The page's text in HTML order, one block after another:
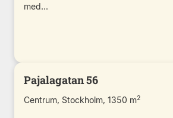
med...
Pajalagatan 56
Centrum, Stockholm, 1350 m2